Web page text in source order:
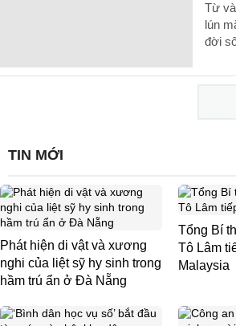
Từ
lún
đời
TIN MỚI
Phát hiện di vật và xương
nghi của liệt sỹ hy sinh trong
hầm trú ẩn ở Đà Nẵng
Tổng Bí
Tô Lâm
Malaysia